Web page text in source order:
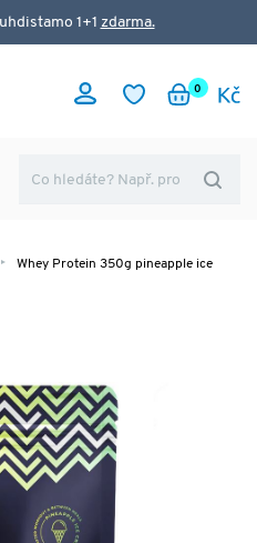
1+1 zdarma.
0
Whey Protein 350g pineapple ice